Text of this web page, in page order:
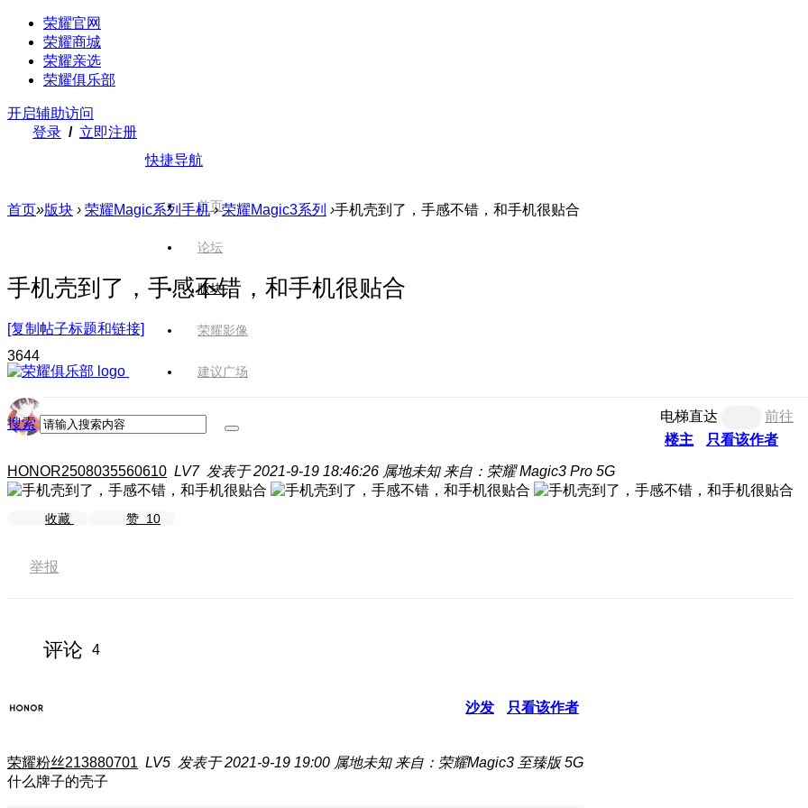
荣耀官网
荣耀商城
荣耀亲选
荣耀俱乐部
开启辅助访问
登录 / 立即注册
快捷导航
首页
论坛
版块
荣耀影像
建议广场
搜索
首页»版块 › 荣耀Magic系列手机 › 荣耀Magic3系列 ›手机壳到了，手感不错，和手机很贴合
手机壳到了，手感不错，和手机很贴合
[复制帖子标题和链接]
3644
电梯直达
前往
楼主
只看该作者
HONOR2508035560610 LV7 发表于 2021-9-19 18:46:26 属地未知 来自：荣耀 Magic3 Pro 5G
收藏 赞 10
举报
评论 4
沙发 只看该作者
荣耀粉丝213880701 LV5 发表于 2021-9-19 19:00 属地未知 来自：荣耀Magic3 至臻版 5G
什么牌子的壳子